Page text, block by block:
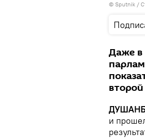
© Sputnik /
Даже в
и